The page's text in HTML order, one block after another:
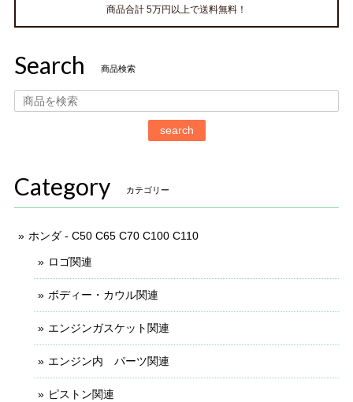
商品合計 5万円以上で送料無料！
Search 商品検索
search
Category カテゴリー
ホンダ - C50 C65 C70 C100 C110
ロゴ関連
ボディー・カウル関連
エンジンガスケット関連
エンジン内 パーツ関連
ピストン関連